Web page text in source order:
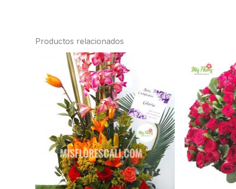
Productos relacionados